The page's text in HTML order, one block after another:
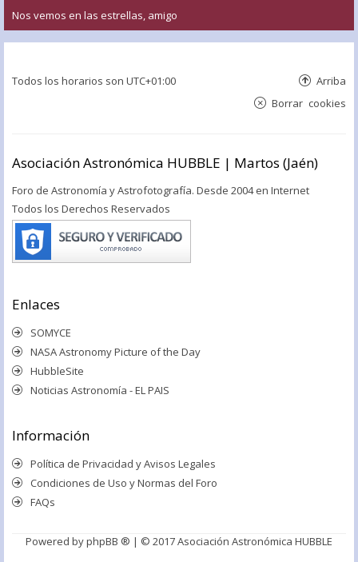
Nos vemos en las estrellas, amigo
Todos los horarios son UTC+01:00 Arriba
Borrar cookies
Asociación Astronómica HUBBLE | Martos (Jaén)
Foro de Astronomía y Astrofotografía. Desde 2004 en Internet
Todos los Derechos Reservados
Enlaces
SOMYCE
NASA Astronomy Picture of the Day
HubbleSite
Noticias Astronomía - EL PAIS
Información
Política de Privacidad y Avisos Legales
Condiciones de Uso y Normas del Foro
FAQs
Powered byphpBB ® | © 2017 Asociación Astronómica HUBBLE